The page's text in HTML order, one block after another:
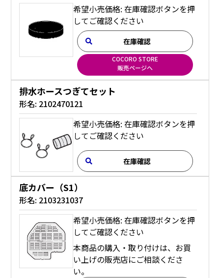
希望小売価格: 在庫確認ボタンを押
してご確認ください
在庫確認
COCORO STORE
販売ページへ
排水ホースつぎてセット
形名: 2102470121
希望小売価格: 在庫確認ボタンを押
してご確認ください
在庫確認
底カバー（S1）
形名: 2103231037
希望小売価格: 在庫確認ボタンを押
してご確認ください
本商品の購入・取り付けは、お買
い上げの販売店にご相談くださ
い。